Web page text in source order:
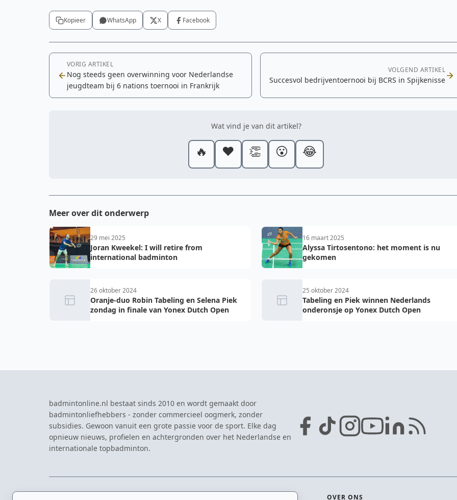
Kopieer WhatsApp X Facebook
VORIG ARTIKEL
Nog steeds geen overwinning voor Nederlandse
jeugdteam bij 6 nations toernooi in Frankrijk
VOLGEND ARTIKEL
Succesvol bedrijventoernooi bij BCRS in Spijkenisse
Wat vind je van dit artikel?
🔥 ❤️ 👏 😮 😂
Meer over dit onderwerp
29 mei 2025
Joran Kweekel: I will retire from
international badminton
16 maart 2025
Alyssa Tirtosentono: het moment is nu
gekomen
26 oktober 2024
Oranje-duo Robin Tabeling en Selena Piek
zondag in finale van Yonex Dutch Open
25 oktober 2024
Tabeling en Piek winnen Nederlands
onderonsje op Yonex Dutch Open
badmintonline.nl bestaat sinds 2010 en wordt gemaakt door
badmintonliefhebbers - zonder commercieel oogmerk, zonder
subsidies. Gewoon vanuit een grote passie voor de sport. Elke dag
opnieuw nieuws, profielen en achtergronden over het Nederlandse en
internationale topbadminton.
OVER ONS